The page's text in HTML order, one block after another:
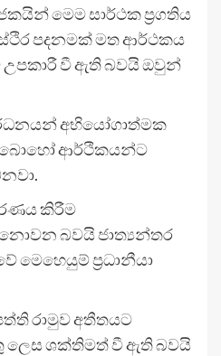
මෙම සාර්ථක ප්‍රගතිය
පදනමක් මත ආර්ථකය
වී ඇති බවයි ඔවුන්
අභියෝගාත්මක
බොහෝ ආර්ථිකයන්ට
කිරීම
බවයි ජාත්‍යන්තර
මෙහෙයුම් ප්‍රධානීයා
රාමුව අතීතයට
ලෙස ශක්තිමත් වී ඇති බවයි